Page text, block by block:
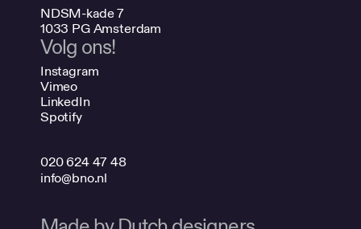
NDSM-kade 7
1033 PG Amsterdam
Volg ons!
Instagram
Vimeo
LinkedIn
Spotify
020 624 47 48
info@bno.nl